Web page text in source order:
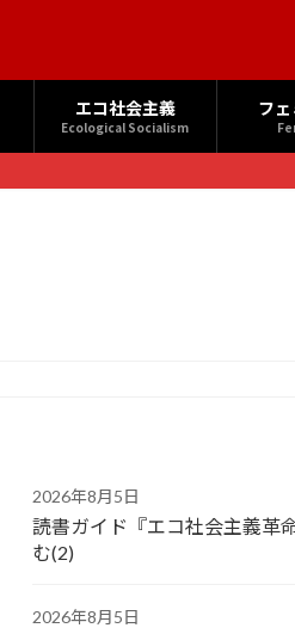
エコ社会主義
Ecological Socialism
フ
2026年8月5日
読書ガイド『エコ社会主義革
む(2)
2026年8月5日